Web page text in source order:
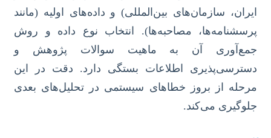
ایران، سازمان‌های بین‌المللی) و داده‌های اولیه (مانند
پرسشنامه‌ها، مصاحبه‌ها). انتخاب نوع داده و روش
جمع‌آوری آن به ماهیت سوالات پژوهش و
دسترسی‌پذیری اطلاعات بستگی دارد. دقت در این
مرحله از بروز خطاهای سیستمی در تحلیل‌های بعدی
جلوگیری می‌کند.